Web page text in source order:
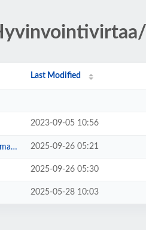
Last Modified
2023-09-05 10:56
2025-09-26 05:21
2025-09-26 05:30
2025-05-28 10:03